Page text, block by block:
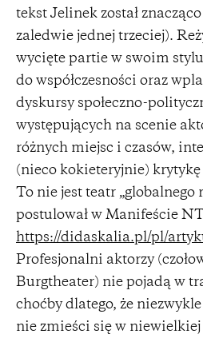
tekst Jelinek został
zaledwie jednej trzeciej).
wycięte partie w swoim
do współczesności oraz
dyskursy społeczno-
występujących na scenie
różnych miejsc i czasów,
(nieco kokieteryjnie) krytykę
To nie jest teatr
postulował w Manifeście
https://didaskalia.pl/pl/
Profesjonalni aktorzy
Burgtheater) nie pojadą w
choćby dlatego, że
nie zmieści się w